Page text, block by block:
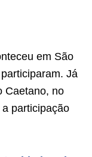
em São
Já
Caetano, no
participação